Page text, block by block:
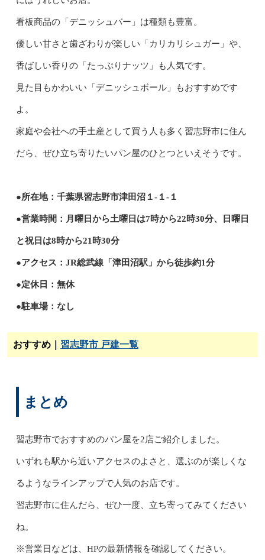
看板商品の「デニッシュバー」は種類も豊富。
優しい甘さと歯ざわりが楽しい「カリカリシュガー」や、
香ばしい香りの「たっぷりナッツ」も人気です。
見た目もかわいい「デニッシュボール」もおすすめです
よ。
家庭や会社への手土産として買う人も多く習志野市に住ん
だら、ぜひ立ち寄りたいパン屋のひとつといえそうです。
●所在地：千葉県習志野市津田沼１-１-１
●営業時間：月曜日から土曜日は7時から22時30分、日曜日
と祝日は8時から21時30分
●アクセス：JR総武線「津田沼駅」から徒歩約1分
●定休日：無休
●駐車場：なし
おすすめ｜ 習志野市 戸建一覧
まとめ
習志野市でおすすめのパン屋を2店ご紹介しました。
いずれも駅から近いアクセスのよさと、選ぶのが楽しくな
るようなラインアップで人気のお店です。
習志野市に住んだら、ぜひ一度、立ち寄ってみてください
ね。
※営業日などは、HPの最新情報を確認してください。